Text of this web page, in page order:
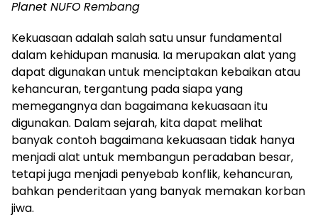
Planet NUFO Rembang
Kekuasaan adalah salah satu unsur fundamental
dalam kehidupan manusia. Ia merupakan alat yang
dapat digunakan untuk menciptakan kebaikan atau
kehancuran, tergantung pada siapa yang
memegangnya dan bagaimana kekuasaan itu
digunakan. Dalam sejarah, kita dapat melihat
banyak contoh bagaimana kekuasaan tidak hanya
menjadi alat untuk membangun peradaban besar,
tetapi juga menjadi penyebab konflik, kehancuran,
bahkan penderitaan yang banyak memakan korban
jiwa.